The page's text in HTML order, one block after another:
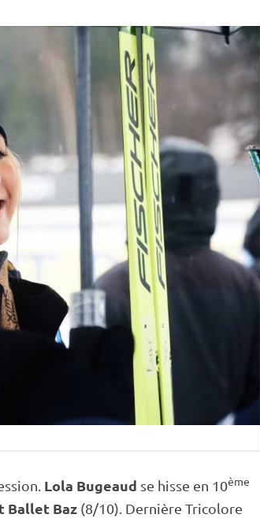
Lola Bugeaud se hisse en 10ème
Ballet Baz (8/10). Dernière Tricolore